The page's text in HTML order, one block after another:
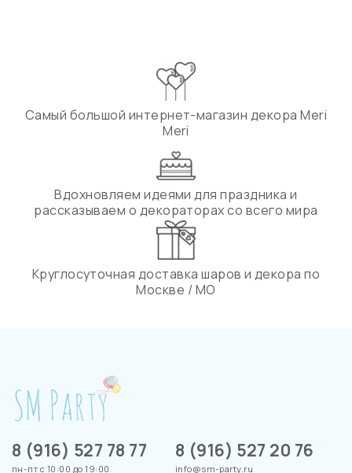
Самый большой интернет-магазин декора Meri
Meri
Вдохновляем идеями для праздника и
рассказываем о декораторах со всего мира
Круглосуточная доставка шаров и декора по
Москве / МО
8 (916) 527 78 77
пн-пт с 10:00 до 19:00
8 (916) 527 20 76
info@sm-party.ru